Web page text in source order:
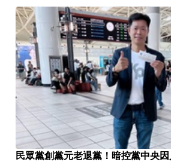
民眾黨創黨元老退黨！暗控黨中央